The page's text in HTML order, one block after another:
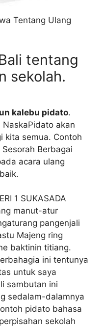
Tentang Ulang
tentang
sekolah.
kalebu pidato.
akan
kita semua. Contoh
Berbagai
acara ulang
1 SUKASADA
manut-atur
pangenjali
Majeng ring
baktinin titiang.
ini tentunya
untuk saya
sambutan ini
sedalam-dalamnya
pidato bahasa
sekolah